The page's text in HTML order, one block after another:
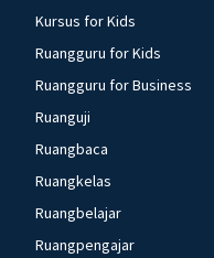
Kursus for Kids
Ruangguru for Kids
Ruangguru for Business
Ruanguji
Ruangbaca
Ruangkelas
Ruangbelajar
Ruangpengajar